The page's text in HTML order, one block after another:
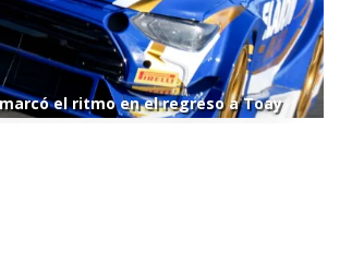
marcó el ritmo en el regreso a Toay